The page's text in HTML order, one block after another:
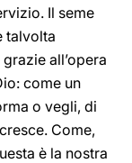
Il seme
talvolta
all’opera
come un
o vegli, di
Come,
è la nostra